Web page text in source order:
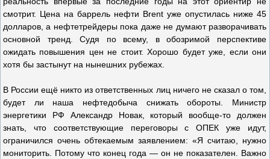
смотрит. Цена на баррель нефти Brent уже опустилась ниже 45
долларов, а нефтетрейдеры пока даже не думают разворачивать
основной тренд. Судя по всему, в обозримой перспективе
ожидать повышения цен не стоит. Хорошо будет уже, если они
хотя бы застынут на нынешних рубежах.
В России ещё никто из ответственных лиц ничего не сказал о том,
будет ли наша нефтедобыча снижать обороты. Министр
энергетики РФ Александр Новак, который вообще-то должен
знать, что соответствующие переговоры с ОПЕК уже идут,
ограничился очень обтекаемым заявлением: «Я считаю, нужно
мониторить. Потому что конец года — он не показателен. Важно